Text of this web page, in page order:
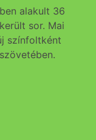
alakult 36
sor. Mai
színfoltként